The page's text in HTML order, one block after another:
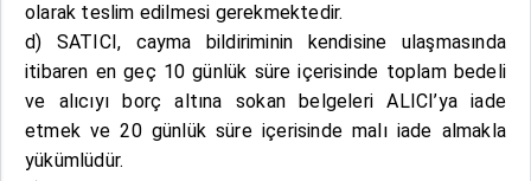
olarak teslim edilmesi gerekmektedir.
d) SATICI, cayma bildiriminin kendisine ulaşmasında
itibaren en geç 10 günlük süre içerisinde toplam bedeli
ve alıcıyı borç altına sokan belgeleri ALICI’ya iade
etmek ve 20 günlük süre içerisinde malı iade almakla
yükümlüdür.